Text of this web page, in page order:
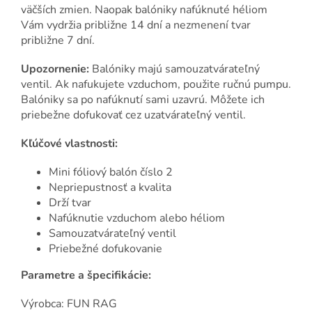
väčších zmien. Naopak balóniky nafúknuté héliom
Vám vydržia približne 14 dní a nezmenení tvar
približne 7 dní.
Upozornenie: Balóniky majú samouzatvárateľný
ventil. Ak nafukujete vzduchom, použite ručnú pumpu.
Balóniky sa po nafúknutí sami uzavrú. Môžete ich
priebežne dofukovať cez uzatvárateľný ventil.
Kľúčové vlastnosti:
Mini fóliový balón číslo 2
Nepriepustnosť a kvalita
Drží tvar
Nafúknutie vzduchom alebo héliom
Samouzatvárateľný ventil
Priebežné dofukovanie
Parametre a špecifikácie:
Výrobca: FUN RAG